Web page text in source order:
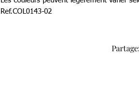
Ref.COL0143-02